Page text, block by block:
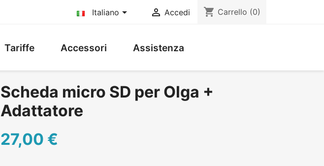
Italiano  Accedi shopping_cart Carrello (0)
Tariffe Accessori Assistenza
Scheda micro SD per Olga +
Adattatore
27,00 €